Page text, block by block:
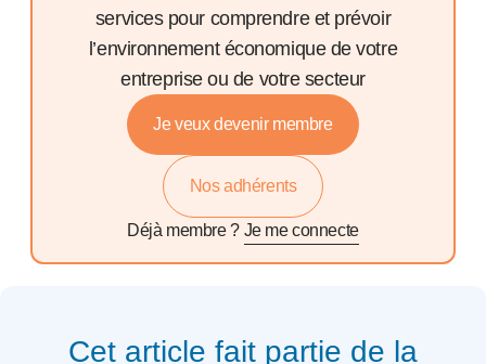
services pour comprendre et prévoir
l’environnement économique de votre
entreprise ou de votre secteur
Je veux devenir membre
Nos adhérents
Déjà membre ? Je me connecte
Cet article fait partie de la